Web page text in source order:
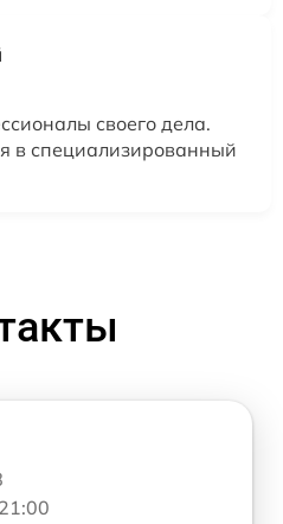
своего дела.
в специализированный